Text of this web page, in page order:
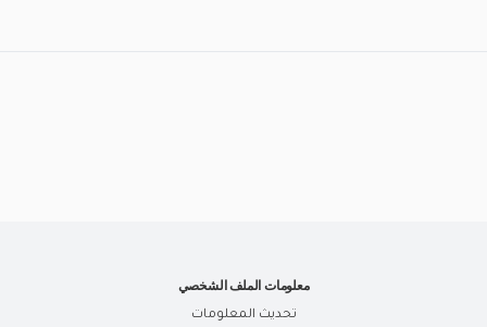
معلومات الملف الشخصي
تحديث المعلومات